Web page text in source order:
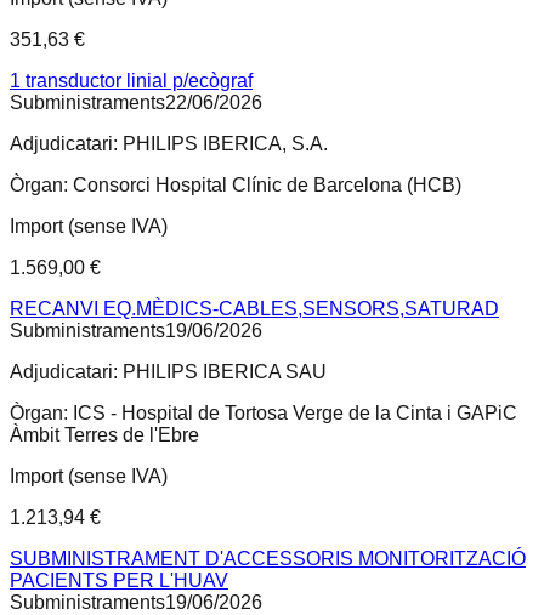
351,63 €
1 transductor linial p/ecògraf
Subministraments22/06/2026
Adjudicatari: PHILIPS IBERICA, S.A.
Òrgan: Consorci Hospital Clínic de Barcelona (HCB)
Import (sense IVA)
1.569,00 €
RECANVI EQ.MÈDICS-CABLES,SENSORS,SATURAD
Subministraments19/06/2026
Adjudicatari: PHILIPS IBERICA SAU
Òrgan: ICS - Hospital de Tortosa Verge de la Cinta i GAPiC
Àmbit Terres de l'Ebre
Import (sense IVA)
1.213,94 €
SUBMINISTRAMENT D'ACCESSORIS MONITORITZACIÓ
PACIENTS PER L'HUAV
Subministraments19/06/2026